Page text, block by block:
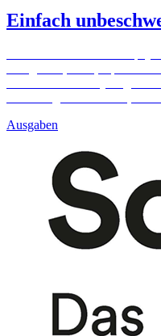
Einfach
Ausgaben
Menschen in Not
Wie man "Orte
Nachhilfe
Wenn Schüler